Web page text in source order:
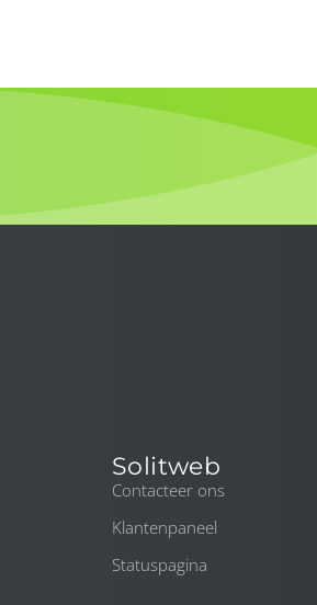
Solitweb
Contacteer ons
Klantenpaneel
Statuspagina